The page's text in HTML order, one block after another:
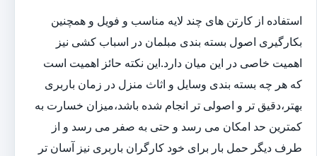
استفاده از کارتن های چند لایه مناسب و فویل و همچنین
بکارگیری اصول بسته بندی مبلمان در اسباب کشی نیز
اهمیت خاصی در این میان دارد.این نکته حائز اهمیت است
که هر چه بسته بندی وسایل و اثاث منزل در زمان باربری
بهتر،دقیق تر و اصولی تر انجام شده باشد،میزان خسارت به
کمترین حد امکان می رسد و حتی به صفر می رسد و از
طرف دیگر حمل بار برای خود کارگران باربری نیز آسان تر